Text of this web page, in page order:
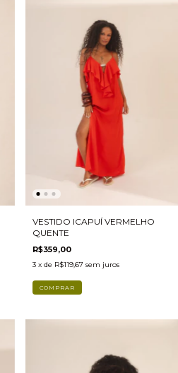
VESTIDO ICAPUÍ VERMELHO
QUENTE
R$359,00
3 x de R$119,67 sem juros
COMPRAR